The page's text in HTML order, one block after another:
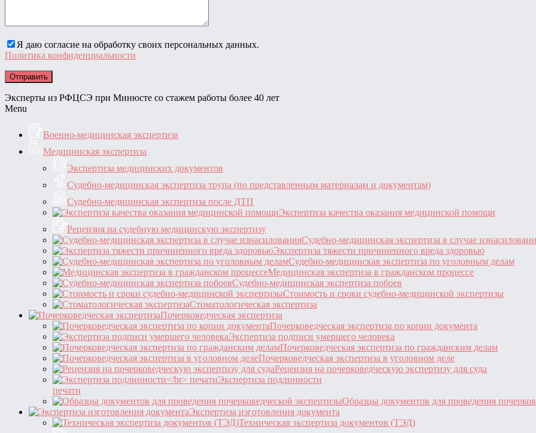
Я даю согласие на обработку своих персональных данных.
Политика конфиденциальности
Эксперты из РФЦСЭ при Минюсте со стажем работы более 40 лет
Menu
Военно-медицинская экспертиза
Медицинская экспертиза
Экспертиза медицинских документов
Судебно-медицинская экспертиза трупа (по представленным материалам и документам)
Судебно-медицинская экспертиза после ДТП
Экспертиза качества оказания медицинской помощи
Рецензия на судебную медицинскую экспертизу
Судебно-медицинская экспертиза в случае
Экспертиза тяжести причиненного вреда здоровью
Судебно-медицинская экспертиза по уголовным делам
Медицинская экспертиза в гражданском процессе
Судебно-медицинская экспертиза побоев
Стоимость и сроки судебно-медицинской экспертизы
Стоматологическая экспертиза
Почерковедческая экспертиза
Почерковедческая экспертиза по копии документа
Экспертиза подписи умершего человека
Почерковедческая экспертиза по гражданским делам
Почерковедческая экспертиза в уголовном деле
Рецензия на почерковедческую экспертизу для суда
Экспертиза подлинности
печати
Образцы документов для проведения
Экспертиза изготовления документа
Техническая экспертиза документов (ТЭД)